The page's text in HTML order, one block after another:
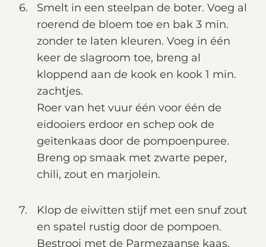
Smelt in een steelpan de boter. Voeg al
roerend de bloem toe en bak 3 min.
zonder te laten kleuren. Voeg in één
keer de slagroom toe, breng al
kloppend aan de kook en kook 1 min.
zachtjes.
Roer van het vuur één voor één de
eidooiers erdoor en schep ook de
geitenkaas door de pompoenpuree.
Breng op smaak met zwarte peper,
chili, zout en marjolein.
Klop de eiwitten stijf met een snuf zout
en spatel rustig door de pompoen.
Bestrooi met de Parmezaanse kaas.